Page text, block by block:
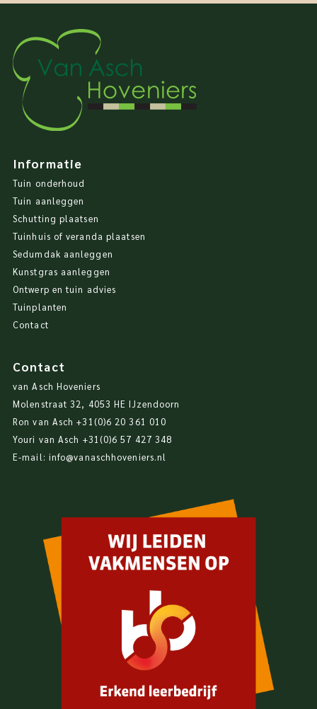
Informatie
Tuin onderhoud
Tuin aanleggen
Schutting plaatsen
Tuinhuis of veranda plaatsen
Sedumdak aanleggen
Kunstgras aanleggen
Ontwerp en tuin advies
Tuinplanten
Contact
Contact
van Asch Hoveniers
Molenstraat 32, 4053 HE IJzendoorn
Ron van Asch+31(0)6 20 361 010
Youri van Asch +31(0)6 57 427 348
E-mail: info@vanaschhoveniers.nl